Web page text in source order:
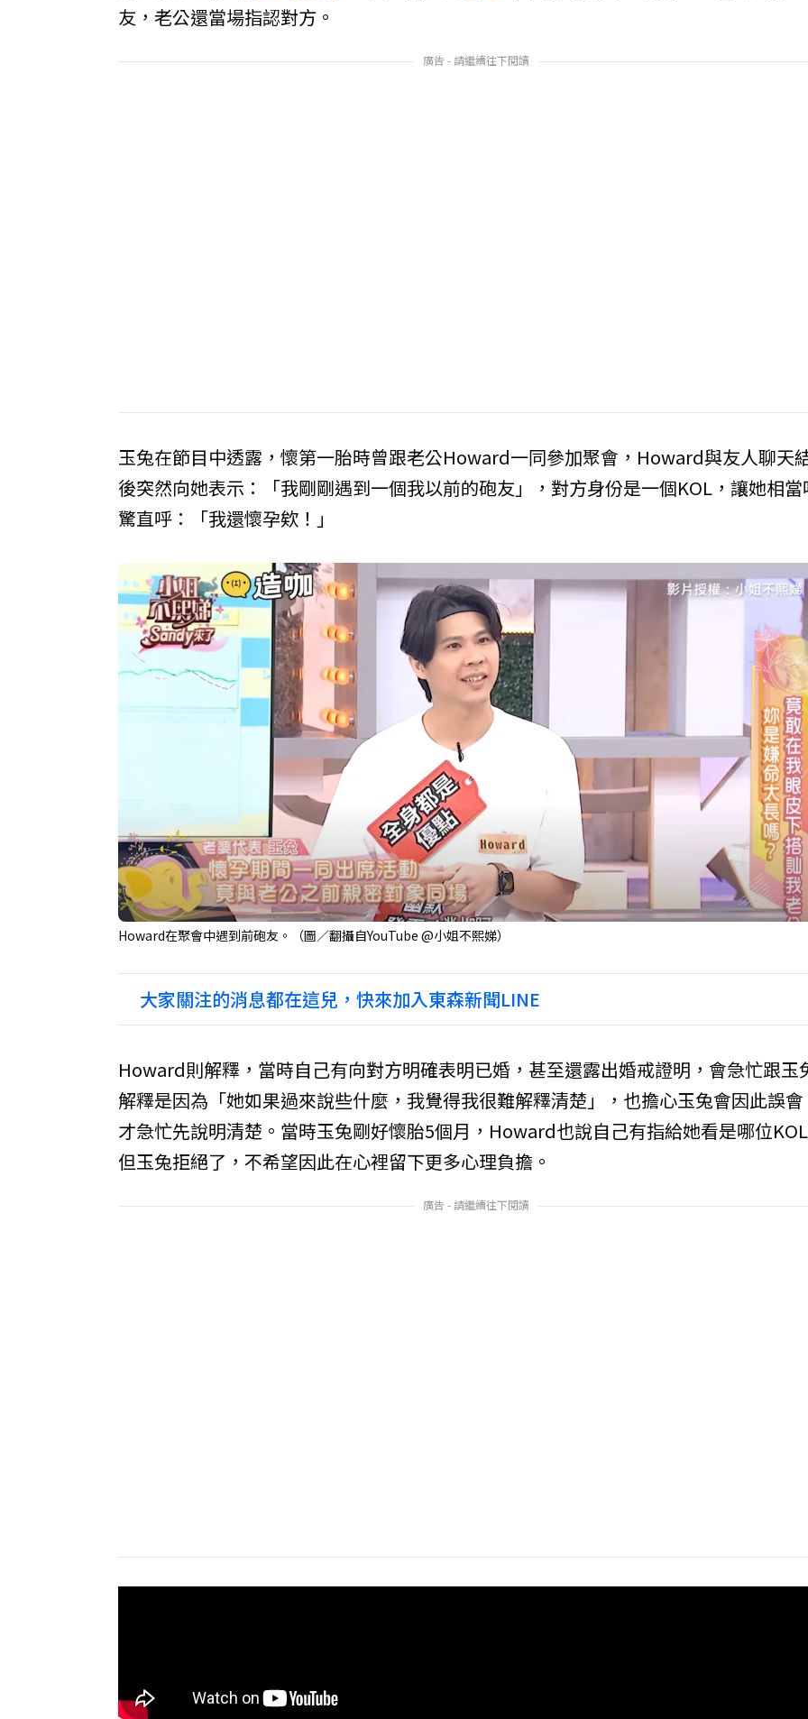
友，老公還當場指認對方。
廣告 - 請繼續往下閱讀
玉兔在節目中透露，懷第一胎時曾跟老公Howard一同參加聚會，Howard與友人聊天
後突然向她表示：「我剛剛遇到一個我以前的砲友」，對方身份是一個KOL，讓她相當
驚直呼：「我還懷孕欸！」
Howard在聚會中遇到前砲友。（圖／翻攝自YouTube @小姐不熙娣）
大家關注的消息都在這兒，快來加入東森新聞LINE
Howard則解釋，當時自己有向對方明確表明已婚，甚至還露出婚戒證明，會急忙跟玉
解釋是因為「她如果過來說些什麼，我覺得我很難解釋清楚」，也擔心玉兔會因此誤
才急忙先說明清楚。當時玉兔剛好懷胎5個月，Howard也說自己有指給她看是哪位
但玉兔拒絕了，不希望因此在心裡留下更多心理負擔。
廣告 - 請繼續往下閱讀